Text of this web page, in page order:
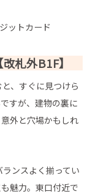
ットカード
札外B1F】
、すぐに見つけら
すが、建物の裏に
外と穴場かもしれ
ンスよく揃ってい
魅力。東口付近で